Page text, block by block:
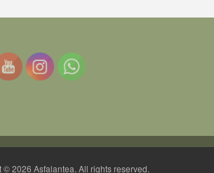
© 2026 Asfalantea. All rights reserved.